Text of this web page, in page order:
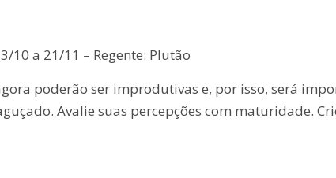
10 a 21/11 – Regente: Plutão
poderão ser improdutivas e, por isso, será
Avalie suas percepções com maturidade.